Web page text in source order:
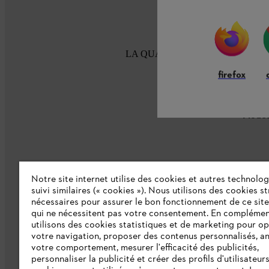
LA QUALITÉ STIHL DEPUIS 100
L'Entreprise
Collections STIHL
Qui sommes-nous ?
firefox
Notre site internet utilise des cookies et autres
suivi similaires (« cookies »). Nous utilisons des cookies
nécessaires pour assurer le bon fonctionnement de ce
qui ne nécessitent pas votre consentement. En
utilisons des cookies statistiques et de marketing pour
votre navigation, proposer des contenus personnalisés,
votre comportement, mesurer l'efficacité des publicités,
personnaliser la publicité et créer des profils